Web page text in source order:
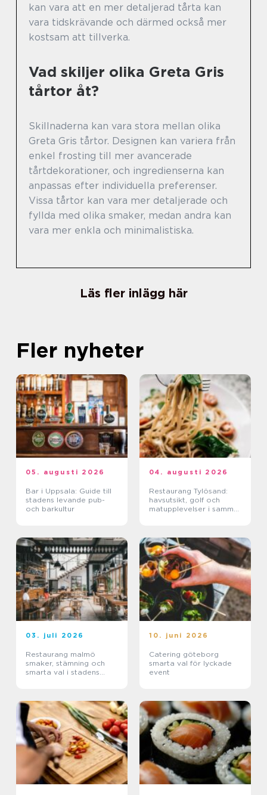
kan vara att en mer detaljerad tårta kan
vara tidskrävande och därmed också mer
kostsam att tillverka.
Vad skiljer olika Greta Gris
tårtor åt?
Skillnaderna kan vara stora mellan olika
Greta Gris tårtor. Designen kan variera från
enkel frosting till mer avancerade
tårtdekorationer, och ingredienserna kan
anpassas efter individuella preferenser.
Vissa tårtor kan vara mer detaljerade och
fyllda med olika smaker, medan andra kan
vara mer enkla och minimalistiska.
Läs fler inlägg här
Fler nyheter
05. augusti 2026
Bar i Uppsala: Guide till
stadens levande pub-
och barkultur
04. augusti 2026
Restaurang Tylösand:
havsutsikt, golf och
matupplevelser i samma
03. juli 2026
Restaurang malmö
smaker, stämning och
smarta val i stadens
10. juni 2026
Catering göteborg
smarta val för lyckade
event